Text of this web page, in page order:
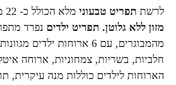
לרשתתפריט טבעונימלא הכולל כ- 22 מנות מגוונות.
מזון ללא גלוטן. תפריט ילדיםנפרד מתפריט
מהמבוגרים, עם 6 ארוחות ילדים
חלביות, בשריות, צמחוניות, ארוחה
הארוחות לילדים כוללות מנה עיקרית,